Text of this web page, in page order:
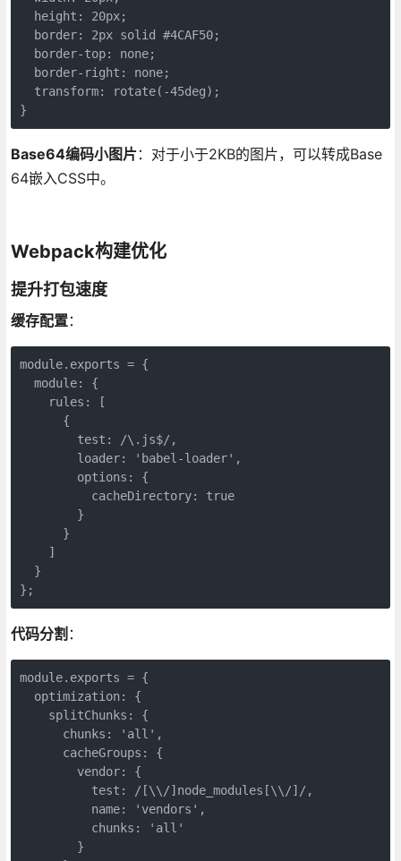
  height: 20px;
  border: 2px solid #4CAF50;
  border-top: none;
  border-right: none;
  transform: rotate(-45deg);
}
Base64编码小图片：对于小于2KB的图片，可以转成Base
64嵌入CSS中。
Webpack构建优化
提升打包速度
缓存配置：
module.exports = {
  module: {
    rules: [
      {
        test: /\.js$/,
        loader: 'babel-loader',
        options: {
          cacheDirectory: true
        }
      }
    ]
  }
};
代码分割 ：
module.exports = {
  optimization: {
    splitChunks: {
      chunks: 'all',
      cacheGroups: {
        vendor: {
          test: /[\\/]node_modules[\\/]/,
          name: 'vendors',
          chunks: 'all'
        }